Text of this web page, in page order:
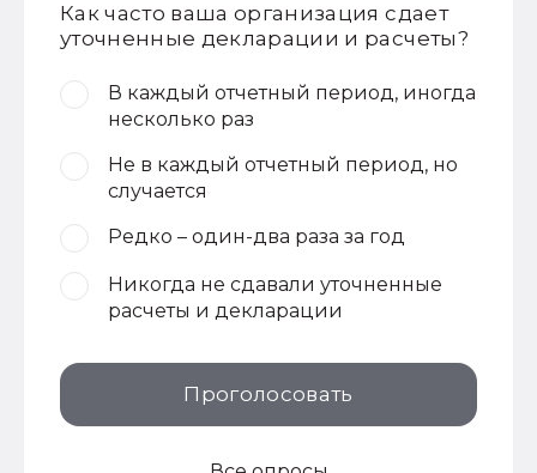
Как часто ваша организация сдает
уточненные декларации и расчеты?
В каждый отчетный период, иногда
несколько раз
Не в каждый отчетный период, но
случается
Редко – один-два раза за год
Никогда не сдавали уточненные
расчеты и декларации
Проголосовать